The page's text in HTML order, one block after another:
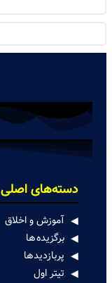
دسته‌های اصلی
آموزش و اخلاق
برگزیده ها
پربازدیدها
تیتر اول